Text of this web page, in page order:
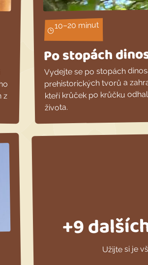
10–20 minut
Po stopách
Vydejte se po stopách
prehistorických tvorů a
kteří krůček po krůčku
života.
+9
Užijte si je